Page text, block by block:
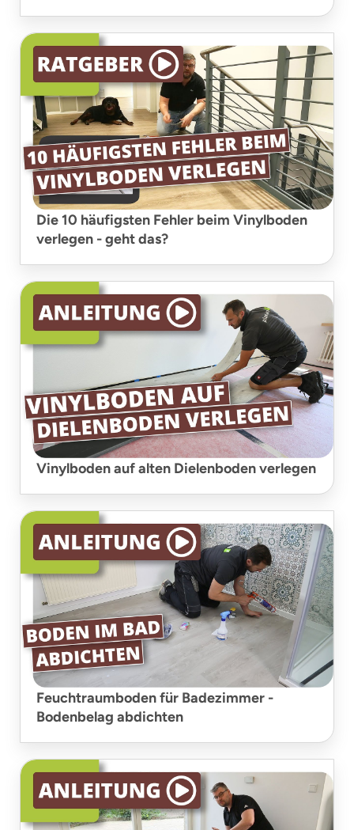
Die 10 häufigsten Fehler beim Vinylboden
verlegen - geht das?
Vinylboden auf alten Dielenboden verlegen
Feuchtraumboden für Badezimmer -
Bodenbelag abdichten